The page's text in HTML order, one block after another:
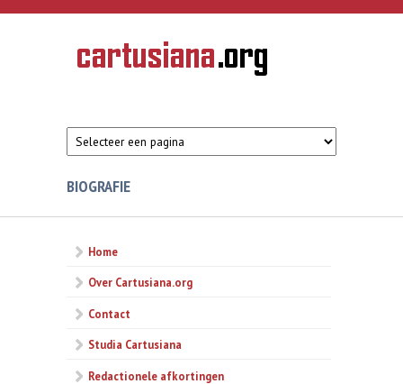
Overslaan en naar de inhoud gaan
CARTUSIANA
Geschiedenis
van de
BIOGRAFIE
Home
Over Cartusiana.org
Contact
Studia Cartusiana
Redactionele afkortingen